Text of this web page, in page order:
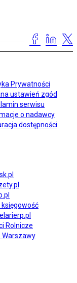
Prywatności
ustawień zgód
serwisu
o nadawcy
dostępności
księgowość
Rolnicze
Warszawy